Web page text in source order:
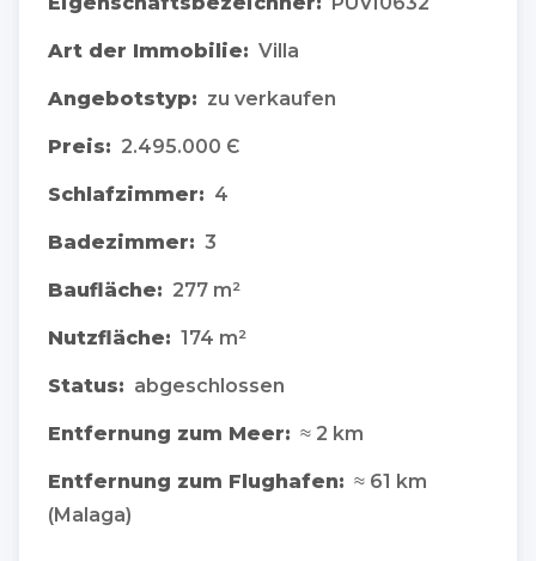
Art der Immobilie: Villa
Angebotstyp: zu verkaufen
Preis: 2.495.000 Є
Schlafzimmer: 4
Badezimmer: 3
Baufläche: 277 m²
Nutzfläche: 174 m²
Status: abgeschlossen
Entfernung zum Meer: ≈ 2 km
Entfernung zum Flughafen: ≈ 61 km
(Malaga)